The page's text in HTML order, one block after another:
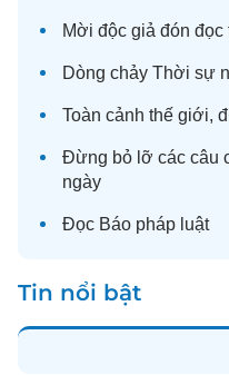
Mời độc giả đón đọc
Dòng chảy Thời sự
Toàn cảnh thế giới,
Đừng bỏ lỡ các câu
ngày
Đọc Báo pháp luật
Tin nổi bật